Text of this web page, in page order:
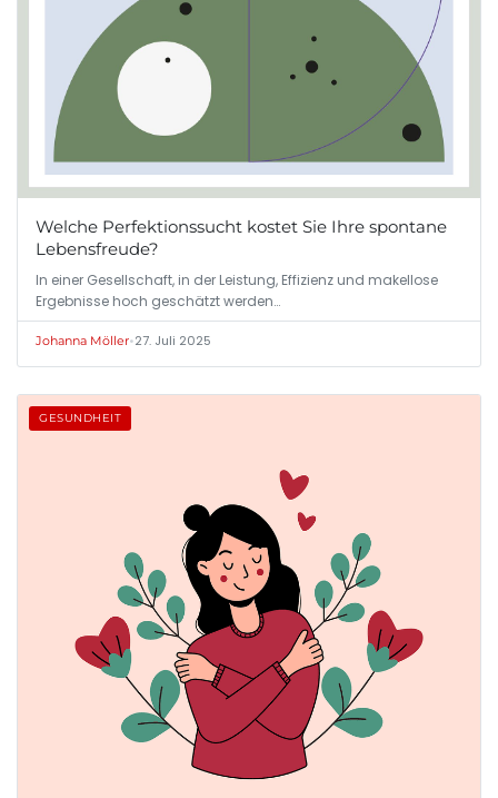
Welche Perfektionssucht kostet Sie Ihre spontane
Lebensfreude?
In einer Gesellschaft, in der Leistung, Effizienz und makellose
Ergebnisse hoch geschätzt werden…
Johanna Möller•27. Juli 2025
GESUNDHEIT